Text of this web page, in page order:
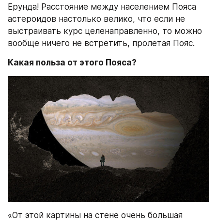
Ерунда! Расстояние между населением Пояса
астероидов настолько велико, что если не
выстраивать курс целенаправленно, то можно
вообще ничего не встретить, пролетая Пояс.
Какая польза от этого Пояса?
«От этой картины на стене очень большая